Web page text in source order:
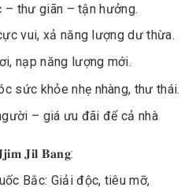
– thư giãn – tận hưởng.
vui, xả năng lượng dư thừa.
nạp năng lượng mới.
sức khỏe nhẹ nhàng, thư thái.
– giá ưu đãi để cả nhà
𝐉𝐢𝐥 𝐁𝐚𝐧𝐠:
Bắc: Giải độc, tiêu mỡ,